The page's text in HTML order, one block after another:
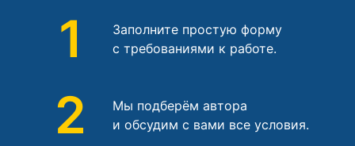
1
Заполните простую форму
с требованиями к работе.
2
Мы подберём автора
и обсудим с вами все условия.